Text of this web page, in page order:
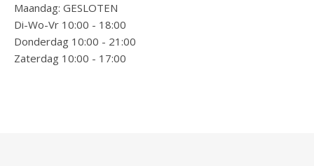
Maandag: GESLOTEN
Di-Wo-Vr 10:00 - 18:00
Donderdag 10:00 - 21:00
Zaterdag 10:00 - 17:00